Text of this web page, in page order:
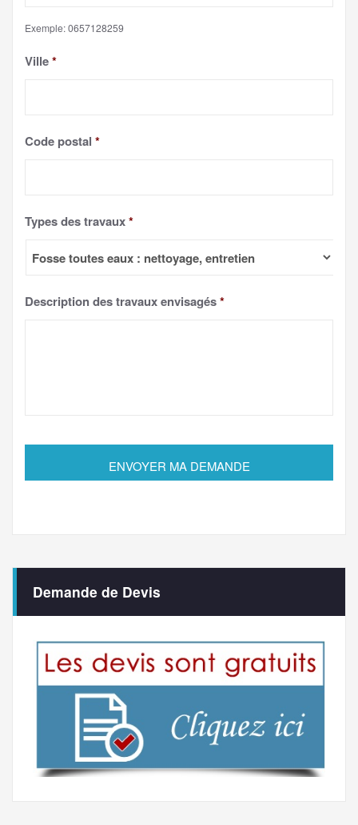
Exemple: 0657128259
Ville*
Code postal *
Types des travaux*
Description des travaux envisagés*
Demande de Devis